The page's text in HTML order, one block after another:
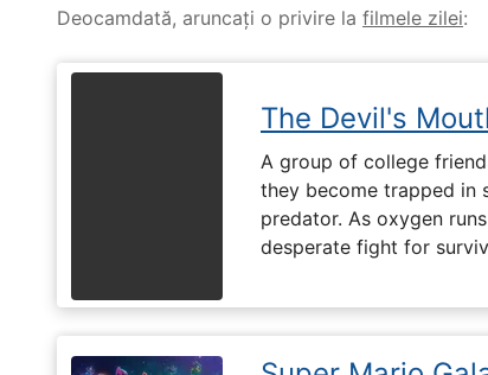
Deocamdată, aruncați o privire la filmele zilei:
The Devil's
A group of college
they become trapped in
predator. As oxygen
desperate fight for